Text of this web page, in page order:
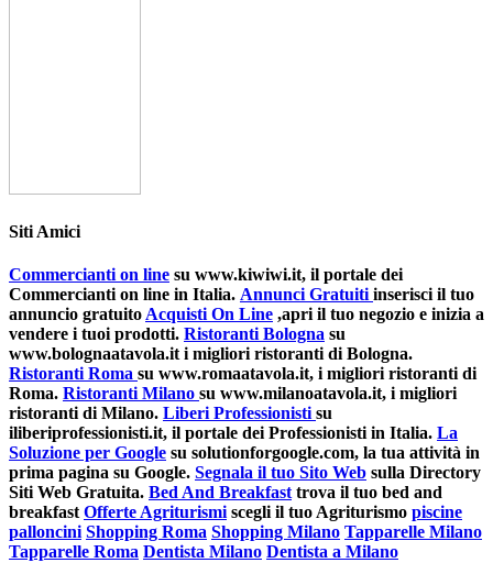
Siti Amici
Commercianti on line su www.kiwiwi.it, il portale dei
Commercianti on line in Italia. Annunci Gratuitiinserisci il tuo
annuncio gratuitoAcquisti On Line ,apri il tuo negozio e inizia a
vendere i tuoi prodotti. Ristoranti Bologna su
www.bolognaatavola.it i migliori ristoranti di Bologna.
Ristoranti Roma su www.romaatavola.it, i migliori ristoranti di
Roma. Ristoranti Milano su www.milanoatavola.it, i migliori
ristoranti di Milano. Liberi Professionistisu
iliberiprofessionisti.it, il portale dei Professionisti in Italia. La
Soluzione per Google su solutionforgoogle.com, la tua attività in
prima pagina su Google. Segnala il tuo Sito Web sulla Directory
Siti Web Gratuita. Bed And Breakfasttrova il tuo bed and
breakfastOfferte Agriturismiscegli il tuo Agriturismo piscine
palloncini Shopping Roma Shopping Milano Tapparelle Milano
Tapparelle Roma Dentista Milano Dentista a Milano